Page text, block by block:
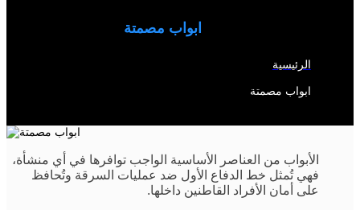
ابواب مصمتة
الرئيسية
ابواب مصمتة
الأبواب من العناصر الأساسية الواجب توافرها في أي منشأة،
فهي تُمثل خط الدفاع الأول ضد عمليات السرقة وتُحافظ
على أمان الأفراد القاطنين داخلها.